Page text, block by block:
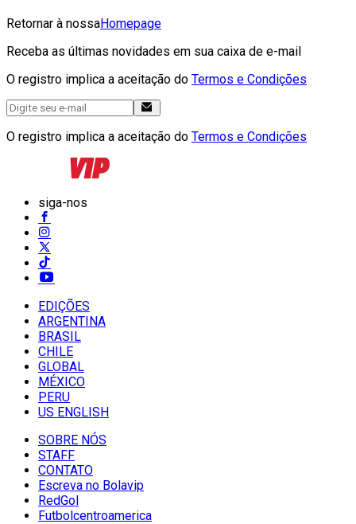
Retornar à nossaHomepage
Receba as últimas novidades em sua caixa de e-mail
O registro implica a aceitação do Termos e Condições
O registro implica a aceitação do Termos e Condições
siga-nos
EDIÇÕES
ARGENTINA
BRASIL
CHILE
GLOBAL
MÉXICO
PERU
US ENGLISH
SOBRE NÓS
STAFF
CONTATO
Escreva no Bolavip
RedGol
Futbolcentroamerica